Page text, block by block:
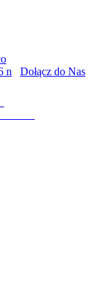
Dołącz do Nas